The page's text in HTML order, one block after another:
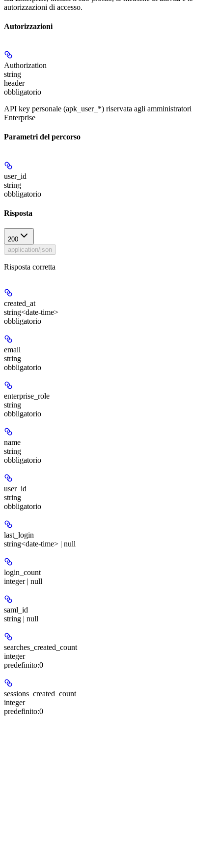
autorizzazioni di accesso.
Autorizzazioni
Authorization
string
header
obbligatorio
API key personale (apk_user_*) riservata agli amministratori
Enterprise
Parametri del percorso
user_id
string
obbligatorio
Risposta
200
application/json
Risposta corretta
created_at
string<date-time>
obbligatorio
email
string
obbligatorio
enterprise_role
string
obbligatorio
name
string
obbligatorio
user_id
string
obbligatorio
last_login
string<date-time> | null
login_count
integer | null
saml_id
string | null
searches_created_count
integer
predefinito:0
sessions_created_count
integer
predefinito:0